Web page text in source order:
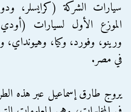
سيارات الشركة (كرايسلر،
الموزع الأول لسيارات
ورينو، وفورد، وكيا،
في مصر.
يروج طارق إسماعيل عبر هذه